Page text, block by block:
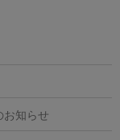
お知らせ